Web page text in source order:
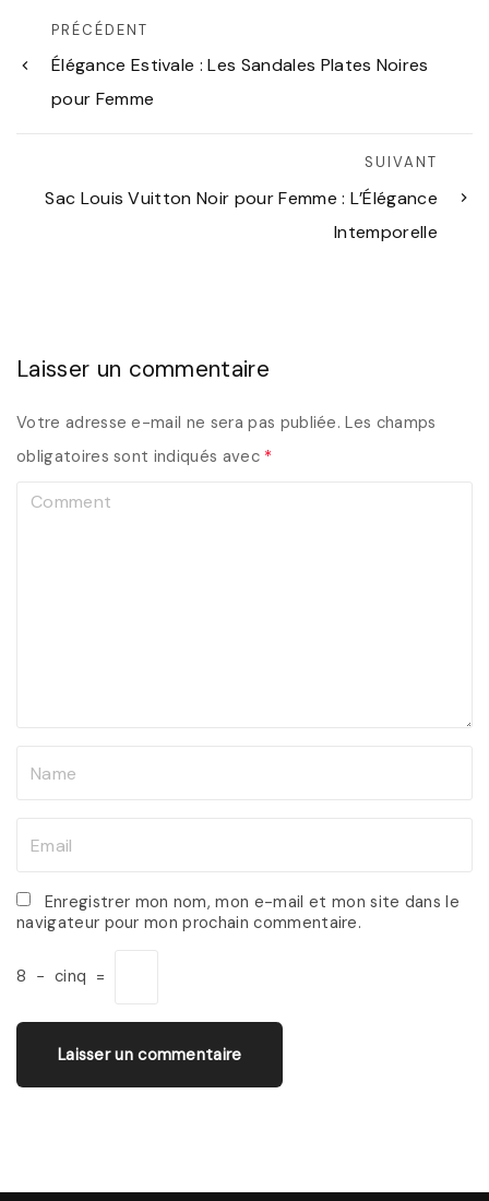
PRÉCÉDENT
Élégance Estivale : Les Sandales Plates Noires
pour Femme
SUIVANT
Sac Louis Vuitton Noir pour Femme : L’Élégance
Intemporelle
Laisser un commentaire
Votre adresse e-mail ne sera pas publiée. Les champs
obligatoires sont indiqués avec *
*
a
i
l
Enregistrer mon nom, mon e-mail et mon site dans le
navigateur pour mon prochain commentaire.
8 − cinq =